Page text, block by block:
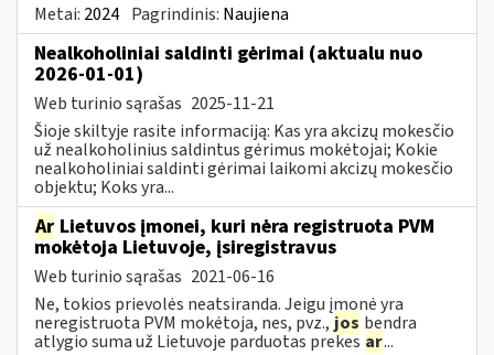
Metai: 2024 Pagrindinis: Naujiena
Nealkoholiniai saldinti gėrimai (aktualu nuo
2026-01-01)
Web turinio sąrašas 2025-11-21
Šioje skiltyje rasite informaciją: Kas yra akcizų mokesčio
už nealkoholinius saldintus gėrimus mokėtojai; Kokie
nealkoholiniai saldinti gėrimai laikomi akcizų mokesčio
objektu; Koks yra...
Ar Lietuvos įmonei, kuri nėra registruota PVM
mokėtoja Lietuvoje, įsiregistravus
Web turinio sąrašas 2021-06-16
Ne, tokios prievolės neatsiranda. Jeigu įmonė yra
neregistruota PVM mokėtoja, nes, pvz., jos bendra
atlygio suma už Lietuvoje parduotas prekes ar...